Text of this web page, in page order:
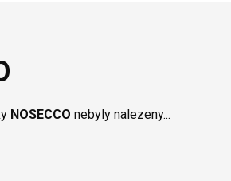
NOSECCO nebyly nalezeny...